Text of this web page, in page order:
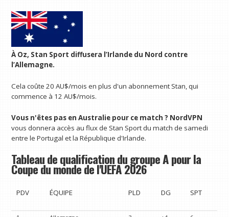
À Oz, Stan Sport diffusera l’Irlande du Nord contre
l’Allemagne.
Cela coûte 20 AU$/mois en plus d'un abonnement Stan, qui
commence à 12 AU$/mois.
Vous n'êtes pas en Australie pour ce match ? NordVPN
vous donnera accès au flux de Stan Sport du match de samedi
entre le Portugal et la République d'Irlande.
Tableau de qualification du groupe A pour la
Coupe du monde de l'UEFA 2026
PDV ÉQUIPE PLD DG SPT